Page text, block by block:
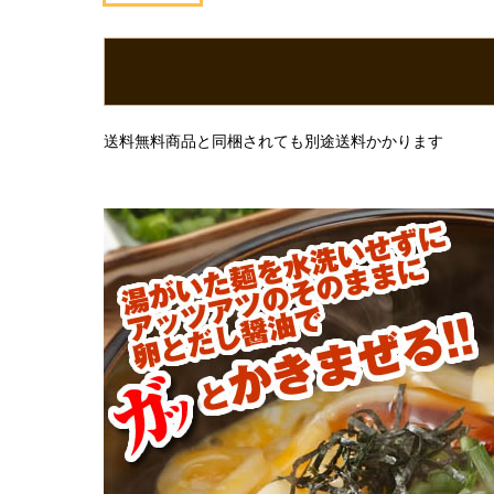
送料無料商品と同梱されても別途送料かかります